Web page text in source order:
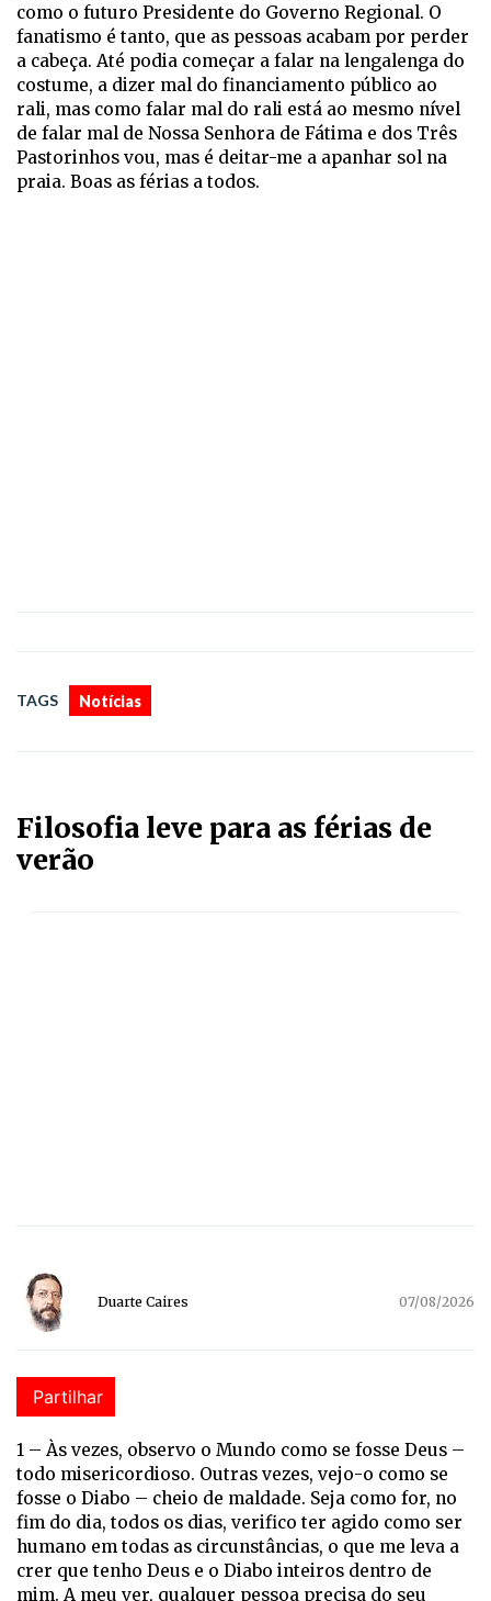
como o futuro Presidente do Governo Regional. O
fanatismo é tanto, que as pessoas acabam por perder
a cabeça. Até podia começar a falar na lengalenga do
costume, a dizer mal do financiamento público ao
rali, mas como falar mal do rali está ao mesmo nível
de falar mal de Nossa Senhora de Fátima e dos Três
Pastorinhos vou, mas é deitar-me a apanhar sol na
praia. Boas as férias a todos.
TAGS Notícias
Filosofia leve para as férias de
verão
Duarte Caires 07/08/2026
Partilhar
1 – Às vezes, observo o Mundo como se fosse Deus –
todo misericordioso. Outras vezes, vejo-o como se
fosse o Diabo – cheio de maldade. Seja como for, no
fim do dia, todos os dias, verifico ter agido como ser
humano em todas as circunstâncias, o que me leva a
crer que tenho Deus e o Diabo inteiros dentro de
mim. A meu ver, qualquer pessoa precisa do seu